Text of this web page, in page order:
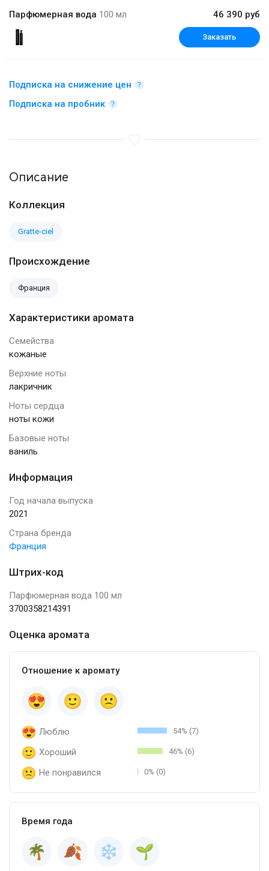
Парфюмерная вода 100 мл 46 390 руб
Заказать
Подписка на снижение цен
Подписка на пробник
Описание
Коллекция
Gratte-ciel
Происхождение
Франция
Характеристики аромата
Семейства
кожаные
Верхние ноты
лакричник
Ноты сердца
ноты кожи
Базовые ноты
ваниль
Информация
Год начала выпуска
2021
Страна бренда
Франция
Штрих-код
Парфюмерная вода 100 мл
3700358214391
Оценка аромата
Отношение к аромату
Люблю 54% (7)
Хороший 46% (6)
Не понравился 0% (0)
Время года